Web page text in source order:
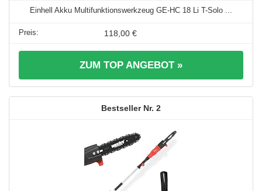
Einhell Akku Multifunktionswerkzeug GE-HC 18 Li T-Solo ...
118,00 €
ZUM TOP ANGEBOT »
2